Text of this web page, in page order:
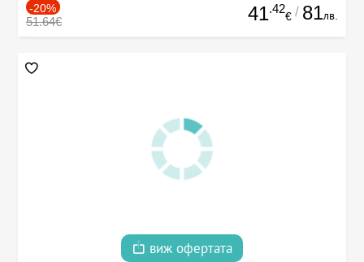
-20%
51.64€ 41.42
€ / 81лв.
виж офертата